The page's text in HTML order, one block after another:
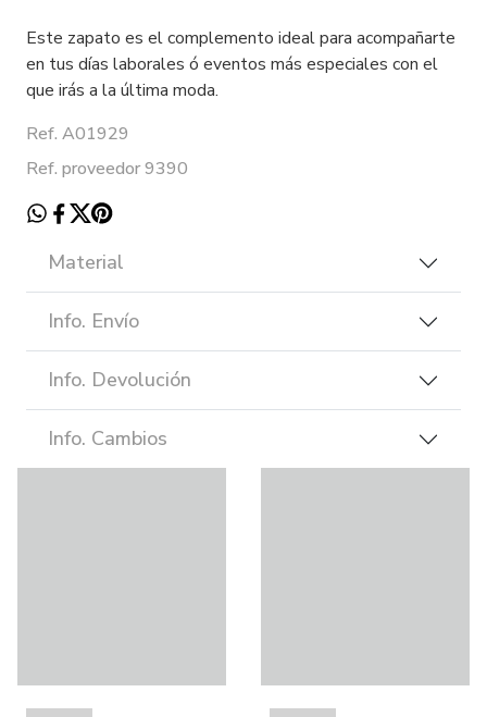
Este zapato es el complemento ideal para acompañarte
en tus días laborales ó eventos más especiales con el
que irás a la última moda.
Ref. A01929
Ref. proveedor 9390
Material
Info. Envío
Info. Devolución
Info. Cambios